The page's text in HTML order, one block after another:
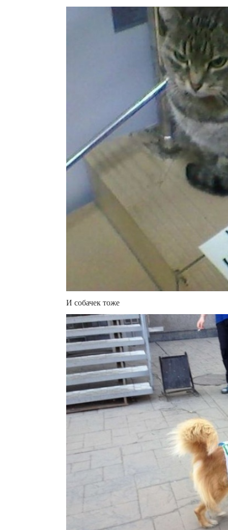
И собачек тоже